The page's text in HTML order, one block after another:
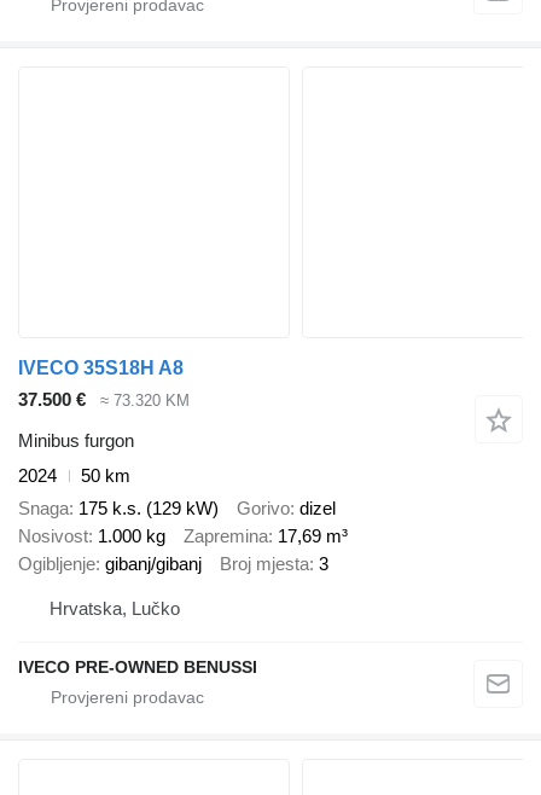
IVECO 35S18H A8
37.500 €
≈ 73.320 KM
Minibus furgon
2024
50 km
Snaga 175 k.s. (129 kW) Gorivo dizel
Nosivost 1.000 kg Zapremina 17,69 m³
Ogibljenje gibanj/gibanj Broj mjesta 3
Hrvatska, Lučko
IVECO PRE-OWNED BENUSSI